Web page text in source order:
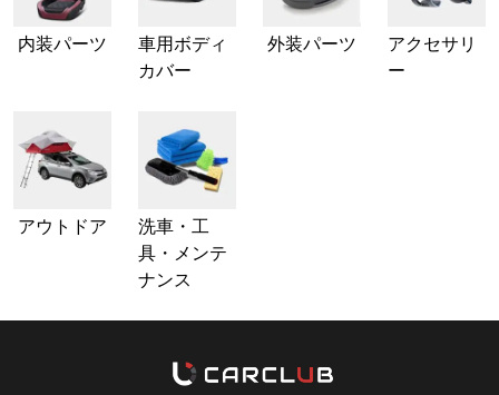
内装パーツ
車用ボディ
カバー
外装パーツ
アクセサリ
ー
アウトドア
洗車・工
具・メンテ
ナンス